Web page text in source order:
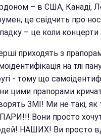
– в США, Канаді,
це свідчить про
– це коли концерти
приходять з
на тлі
- тому що
цими прапорами
ЗМІ! Ми не такі,
Вони просто
НАШИХ! Ви просто